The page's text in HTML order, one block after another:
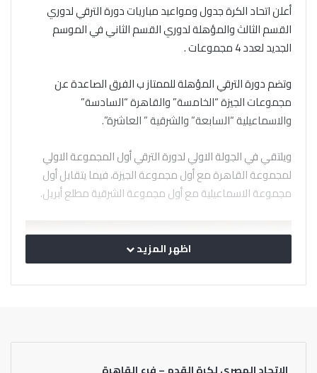
أعلن اتحاد الكرة جدول ومواعيد مباريات دورة الترقي لدوري
القسم الثالث والمؤهلة لدوري القسم الثاني في الموسم
الجديد لعدد 4 مجموعات .
وتضم دورة الترقي المؤهلة للممتاز ب الفرق الصاعدة عن
مجموعات الجيزة “الخامسة” والقاهرة “السادسة”
والاسماعيلية “السابعة” والشرقية ” العاشرة”.
ويلتقي في الجولة الاولي لدورة الترقي أول المجموعة الاولي
لمجموعة القاهرة مع أول مجموعة الجيزة، فيما يتقابل أول
مجموعة الاسماعيلية مع أول مجموعة الشرقية مطلع أبريل.
اظهر المزيد